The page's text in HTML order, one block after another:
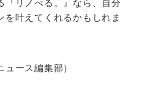
『リノべる。』なら、自分
叶えてくれるかもしれま
ュース編集部）